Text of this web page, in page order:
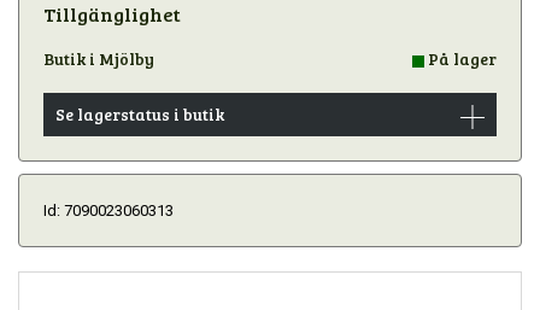
Tillgänglighet
Butik i Mjölby På lager
Se lagerstatus i butik
Id: 7090023060313